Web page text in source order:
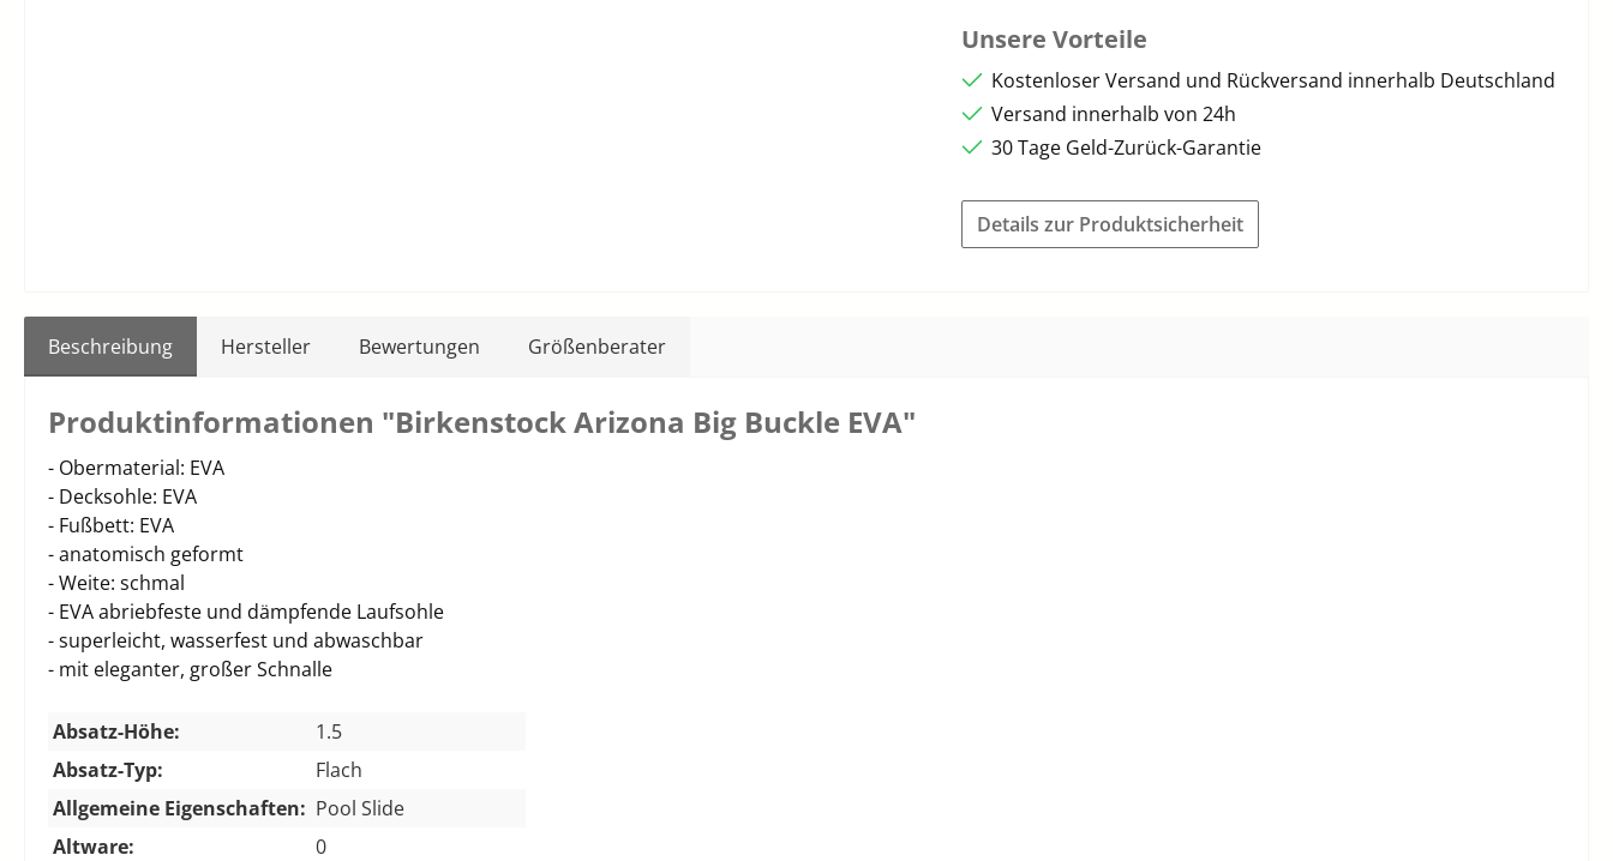
Unsere Vorteile
Kostenloser Versand und Rückversand innerhalb Deutschland
Versand innerhalb von 24h
30 Tage Geld-Zurück-Garantie
Details zur Produktsicherheit
Beschreibung Hersteller Bewertungen Größenberater
Produktinformationen "Birkenstock Arizona Big Buckle EVA"
- Obermaterial: EVA
- Decksohle: EVA
- Fußbett: EVA
- anatomisch geformt
- Weite: schmal
- EVA abriebfeste und dämpfende Laufsohle
- superleicht, wasserfest und abwaschbar
- mit eleganter, großer Schnalle
Absatz-Höhe:
1.5
Absatz-Typ:
Flach
Allgemeine Eigenschaften: Pool Slide
Altware:
0